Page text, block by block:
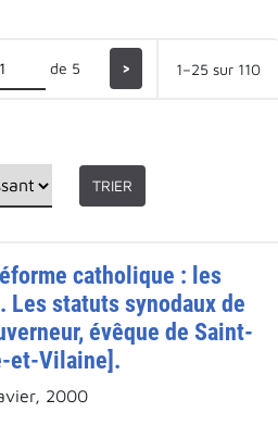
de 5 > 1–25 sur 110
TRIER
catholique : les
Les statuts synodaux de
évêque de Saint-
et-Vilaine].
2000